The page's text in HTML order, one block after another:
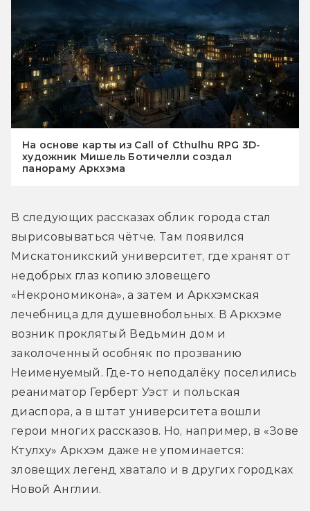
На основе карты из Call of Cthulhu RPG 3D-
художник Мишель Ботичелли создал
панораму Аркхэма
В следующих рассказах облик города стал
вырисовываться чётче. Там появился
Мискатоникский университет, где хранят от
недобрых глаз копию зловещего
«Некрономикона», а затем и Аркхэмская
лечебница для душевнобольных. В Аркхэме
возник проклятый Ведьмин дом и
заколоченный особняк по прозванию
Неименуемый. Где-то неподалёку поселились
реаниматор Герберт Уэст и польская
диаспора, а в штат университета вошли
герои многих рассказов. Но, например, в «Зове
Ктулху» Аркхэм даже не упоминается:
зловещих легенд хватало и в других городках
Новой Англии.